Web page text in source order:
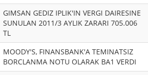
GIMSAN GEDIZ IPLIK'IN VERGI DAIRESINE
SUNULAN 2011/3 AYLIK ZARARI 705.006
TL
MOODY'S, FINANSBANK'A TEMINATSIZ
BORCLANMA NOTU OLARAK BA1 VERDI